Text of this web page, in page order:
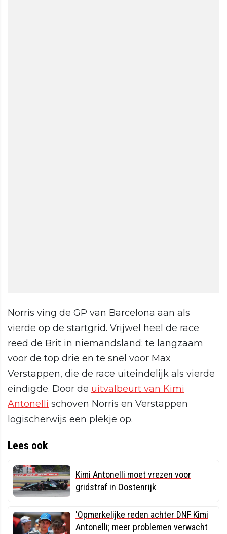
Norris ving de GP van Barcelona aan als
vierde op de startgrid. Vrijwel heel de race
reed de Brit in niemandsland: te langzaam
voor de top drie en te snel voor Max
Verstappen, die de race uiteindelijk als vierde
eindigde. Door de uitvalbeurt van Kimi
Antonelli schoven Norris en Verstappen
logischerwijs een plekje op.
Lees ook
Kimi Antonelli moet vrezen voor
gridstraf in Oostenrijk
'Opmerkelijke reden achter DNF Kimi
Antonelli; meer problemen verwacht